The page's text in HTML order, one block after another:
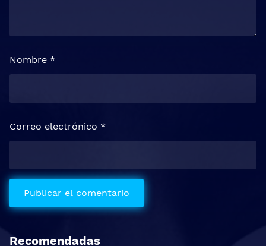
Nombre *
Correo electrónico *
Recomendadas